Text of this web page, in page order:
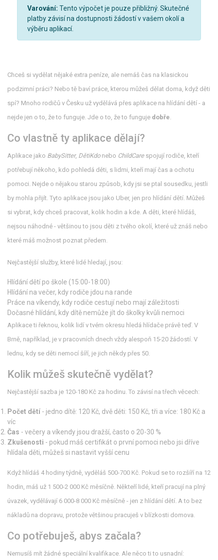
Varování: Tento výpočet je pouze přibližný. Skutečné
platby závisí na dostupnosti žádostí v vašem okolí a
výběru aplikací.
Chceš si vydělat nějaké extra peníze, ale nemáš čas na klasickou
podzimní práci? Nebo tě baví práce, kterou můžeš dělat doma, když děti
spí? Mnoho rodičů v Česku už vydělává přes aplikace na hlídání dětí - a
nejde jen o to, že to funguje. Jde o to, že to funguje dobře.
Co vlastně ty aplikace dělají?
Aplikace jako BabySitter, DětiKdonebo ChildCarespojují rodiče, kteří
potřebují někoho, kdo pohledá děti, s lidmi, kteří mají čas a ochotu
pomoci. Nejde o nějakou starou způsob, kdy jsi se ptal sousedku, jestli
by mohla přijít. Tyto aplikace jsou jako Uber, jen pro hlídání dětí. Můžeš
si vybrat, kdy chceš pracovat, kolik hodin a kde. A děti, které hlídáš,
nejsou náhodné - většinou to jsou děti z tvého okolí, které už znáš nebo
které máš možnost poznat předem.
Nejčastější služby, které lidé hledají, jsou:
Hlídání dětí po škole (15:00-18:00)
Hlídání na večer, kdy rodiče jdou na rande
Práce na víkendy, kdy rodiče cestují nebo mají záležitosti
Dočasné hlídání, kdy dítě nemůže jít do školky kvůli nemoci
Aplikace ti řeknou, kolik lidí v tvém okresu hledá hlídače právě teď. V
Brně, například, je v pracovních dnech vždy alespoň 15-20 žádostí. V
lednu, kdy se děti nemocí šíří, je jich někdy přes 50.
Kolik můžeš skutečně vydělat?
Nejčastější sazba je 120-180 Kč za hodinu. To závisí na třech věcech:
Počet dětí - jedno dítě: 120 Kč, dvě děti: 150 Kč, tři a více: 180 Kč a
víc
Čas - večery a víkendy jsou dražší, často o 20-30 %
Zkušenosti - pokud máš certifikát o první pomoci nebo jsi dříve
hlídala děti, můžeš si nastavit vyšší cenu
Když hlídáš 4 hodiny týdně, vyděláš 500-700 Kč. Pokud se to rozšíří na 12
hodin, máš už 1 500-2 000 Kč měsíčně. Někteří lidé, kteří pracují na plný
úvazek, vydělávají 6 000-8 000 Kč měsíčně - jen z hlídání dětí. A to bez
nákladů na dopravu, protože většinou pracuješ v blízkosti domova.
Co potřebuješ, abys začala?
Nemusíš mít žádné speciální kvalifikace. Ale něco ti to usnadní: